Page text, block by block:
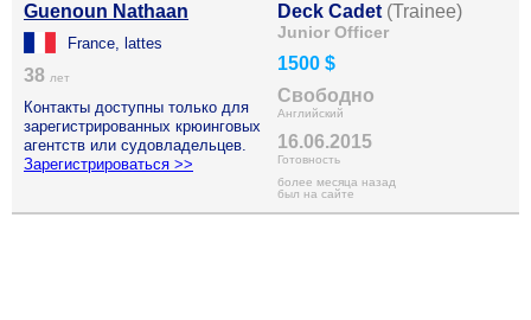
Guenoun Nathaan
France, lattes
38 лет
Контакты доступны только для
зарегистрированных крюинговых
агентств или судовладельцев.
Зарегистрироваться >>
Deck Cadet (Trainee)
Junior Officer
1500 $
Свободно
Английский
16.06.2015
Готовность
более месяца назад
был на сайте